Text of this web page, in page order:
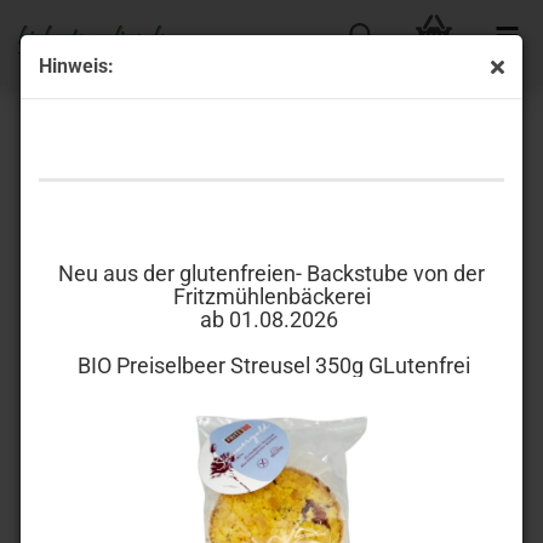
Hinweis:
Neu aus der glutenfreien- Backstube von der
Fritzmühlenbäckerei
ab 01.08.2026
BIO Preiselbeer Streusel 350g GLutenfrei